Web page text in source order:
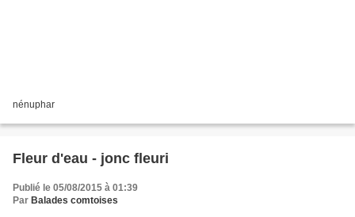
nénuphar
Fleur d'eau - jonc fleuri
Publié le 05/08/2015 à 01:39
Par Balades comtoises